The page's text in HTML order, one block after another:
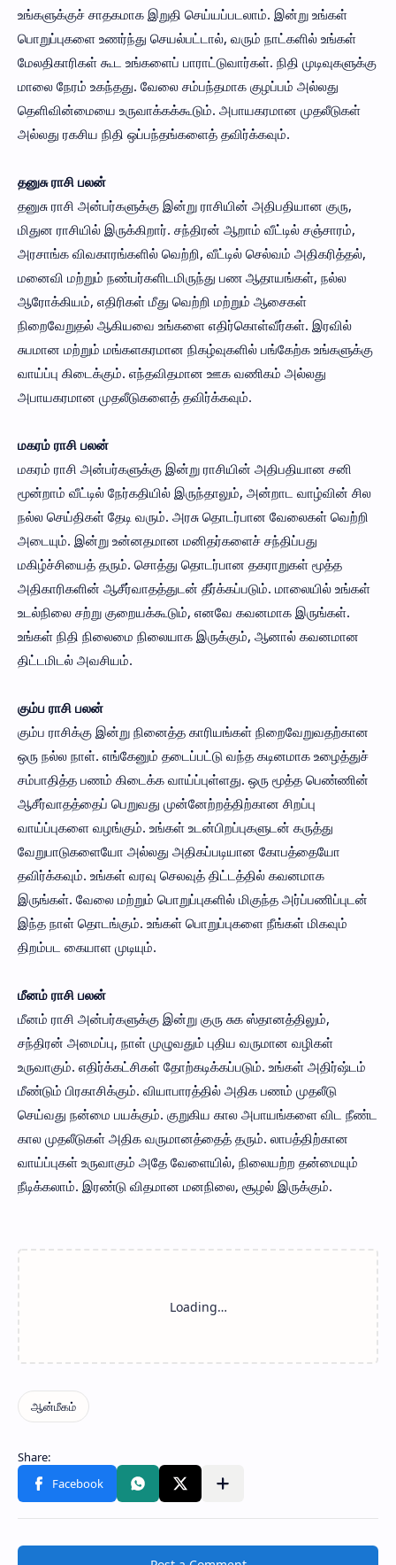
உங்களுக்குச் சாதகமாக இறுதி செய்யப்படலாம். இன்று உங்கள்
பொறுப்புகளை உணர்ந்து செயல்பட்டால், வரும் நாட்களில் உங்கள்
மேலதிகாரிகள் கூட உங்களைப் பாராட்டுவார்கள். நிதி முடிவுகளுக்கு
மாலை நேரம் உகந்தது. வேலை சம்பந்தமாக குழப்பம் அல்லது
தெளிவின்மையை உருவாக்கக்கூடும். அபாயகரமான முதலீடுகள்
அல்லது ரகசிய நிதி ஒப்பந்தங்களைத் தவிர்க்கவும்.
தனுசு ராசி பலன்
தனுசு ராசி அன்பர்களுக்கு இன்று ராசியின் அதிபதியான குரு,
மிதுன ராசியில் இருக்கிறார். சந்திரன் ஆறாம் வீட்டில் சஞ்சாரம்,
அரசாங்க விவகாரங்களில் வெற்றி, வீட்டில் செல்வம் அதிகரித்தல்,
மனைவி மற்றும் நண்பர்களிடமிருந்து பண ஆதாயங்கள், நல்ல
ஆரோக்கியம், எதிரிகள் மீது வெற்றி மற்றும் ஆசைகள்
நிறைவேறுதல் ஆகியவை உங்களை எதிர்கொள்வீர்கள். இரவில்
சுபமான மற்றும் மங்களகரமான நிகழ்வுகளில் பங்கேற்க உங்களுக்கு
வாய்ப்பு கிடைக்கும். எந்தவிதமான ஊக வணிகம் அல்லது
அபாயகரமான முதலீடுகளைத் தவிர்க்கவும்.
மகரம் ராசி பலன்
மகரம் ராசி அன்பர்களுக்கு இன்று ராசியின் அதிபதியான சனி
மூன்றாம் வீட்டில் நேர்கதியில் இருந்தாலும், அன்றாட வாழ்வின் சில
நல்ல செய்திகள் தேடி வரும். அரசு தொடர்பான வேலைகள் வெற்றி
அடையும். இன்று உன்னதமான மனிதர்களைச் சந்திப்பது
மகிழ்ச்சியைத் தரும். சொத்து தொடர்பான தகராறுகள் மூத்த
அதிகாரிகளின் ஆசீர்வாதத்துடன் தீர்க்கப்படும். மாலையில் உங்கள்
உடல்நிலை சற்று குறையக்கூடும், எனவே கவனமாக இருங்கள்.
உங்கள் நிதி நிலைமை நிலையாக இருக்கும், ஆனால் கவனமான
திட்டமிடல் அவசியம்.
கும்ப ராசி பலன்
கும்ப ராசிக்கு இன்று நினைத்த காரியங்கள் நிறைவேறுவதற்கான
ஒரு நல்ல நாள். எங்கேனும் தடைப்பட்டு வந்த கடினமாக உழைத்துச்
சம்பாதித்த பணம் கிடைக்க வாய்ப்புள்ளது. ஒரு மூத்த பெண்ணின்
ஆசீர்வாதத்தைப் பெறுவது முன்னேற்றத்திற்கான சிறப்பு
வாய்ப்புகளை வழங்கும். உங்கள் உடன்பிறப்புகளுடன் கருத்து
வேறுபாடுகளையோ அல்லது அதிகப்படியான கோபத்தையோ
தவிர்க்கவும். உங்கள் வரவு செலவுத் திட்டத்தில் கவனமாக
இருங்கள். வேலை மற்றும் பொறுப்புகளில் மிகுந்த அர்ப்பணிப்புடன்
இந்த நாள் தொடங்கும். உங்கள் பொறுப்புகளை நீங்கள் மிகவும்
திறம்பட கையாள முடியும்.
மீனம் ராசி பலன்
மீனம் ராசி அன்பர்களுக்கு இன்று குரு சுக ஸ்தானத்திலும்,
சந்திரன் அமைப்பு, நாள் முழுவதும் புதிய வருமான வழிகள்
உருவாகும். எதிர்க்கட்சிகள் தோற்கடிக்கப்படும். உங்கள் அதிர்ஷ்டம்
மீண்டும் பிரகாசிக்கும். வியாபாரத்தில் அதிக பணம் முதலீடு
செய்வது நன்மை பயக்கும். குறுகிய கால அபாயங்களை விட நீண்ட
கால முதலீடுகள் அதிக வருமானத்தைத் தரும். லாபத்திற்கான
வாய்ப்புகள் உருவாகும் அதே வேளையில், நிலையற்ற தன்மையும்
நீடிக்கலாம். இரண்டு விதமான மனநிலை, சூழல் இருக்கும்.